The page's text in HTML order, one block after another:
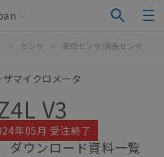
> センサ > 変位センサ/測長センサ
ザマイクロメータ
V3
年05月 受注終了
ダウンロード資料一覧